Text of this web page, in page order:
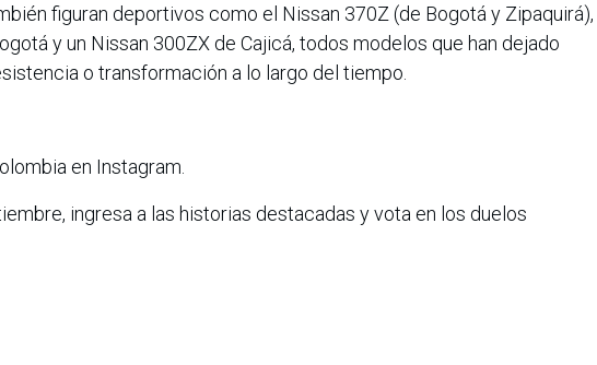
figuran deportivos como el Nissan 370Z (de Bogotá y Zipaquirá),
y un Nissan 300ZX de Cajicá, todos modelos que han dejado
o transformación a lo largo del tiempo.
en Instagram.
ingresa a las historias destacadas y vota en los duelos